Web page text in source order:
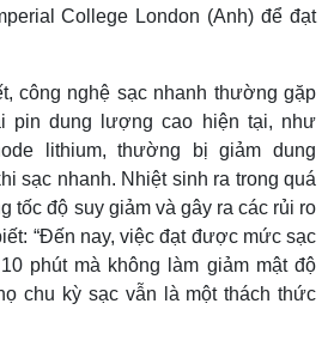
College London (Anh) để đạt
công nghệ sạc nhanh thường gặp
pin dung lượng cao hiện tại, như
lithium, thường bị giảm dung
sạc nhanh. Nhiệt sinh ra trong quá
tốc độ suy giảm và gây ra các rủi ro
“Đến nay, việc đạt được mức sạc
phút mà không làm giảm mật độ
chu kỳ sạc vẫn là một thách thức